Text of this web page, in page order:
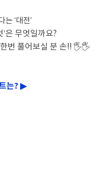
‘대전’
은 무엇일까요?
번 풀어보실 분 손!! 🖐🖐
는? ▶